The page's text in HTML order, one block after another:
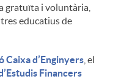
gratuïta i voluntària,
educatius de
Caixa d’Enginyers , el
Financers